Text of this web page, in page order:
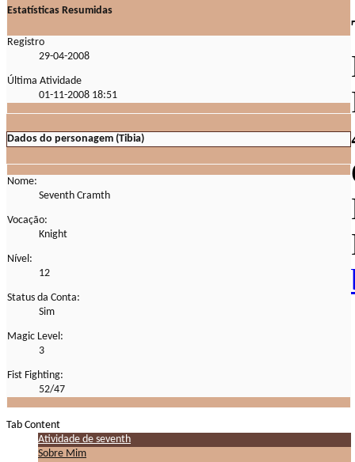
Estatísticas Resumidas
Registro
29-04-2008
Última Atividade
01-11-2008 18:51
Dados do personagem (Tibia)
Nome:
Seventh Cramth
Vocação:
Knight
Nível:
12
Status da Conta:
Sim
Magic Level:
3
Fist Fighting:
52/47
Tab Content
Atividade de seventh
Sobre Mim